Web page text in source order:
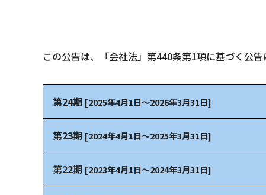
この公告は、「会社法」第440条第1項に基づく公
第24期 [2025年4月1日～2026年3月31日]
第23期 [2024年4月1日～2025年3月31日]
第22期 [2023年4月1日～2024年3月31日]